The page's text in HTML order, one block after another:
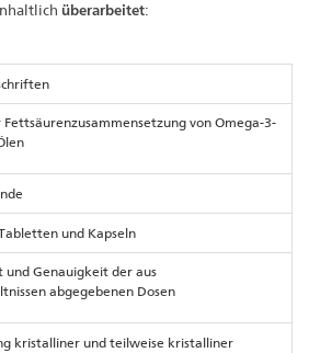
überarbeitet:
von Omega-3-
und Kapseln
Genauigkeit der aus
abgegebenen Dosen
kristalliner und teilweise kristalliner